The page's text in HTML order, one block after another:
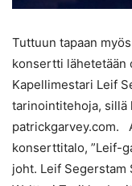
Tuttuun tapaan
konsertti lähetetään
Kapellimestari Leif
tarinointitehoja, sillä
patrickgarvey.com.
konserttitalo, ”Leif-
joht. Leif Segerstam